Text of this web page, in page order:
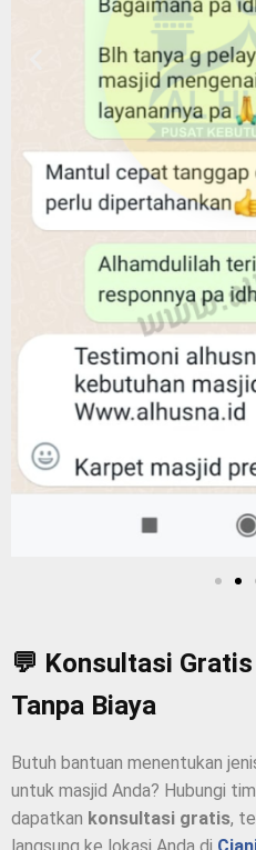
💬 Konsultasi
Tanpa Biaya
Butuh bantuan menentukan
untuk masjid Anda? Hubungi
dapatkan konsultasi gratis,